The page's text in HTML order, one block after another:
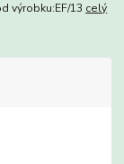
výrobku:EF/13 celý